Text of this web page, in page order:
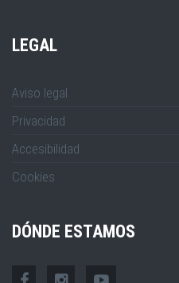
LEGAL
Aviso legal
Privacidad
Accesibilidad
Cookies
DÓNDE ESTAMOS